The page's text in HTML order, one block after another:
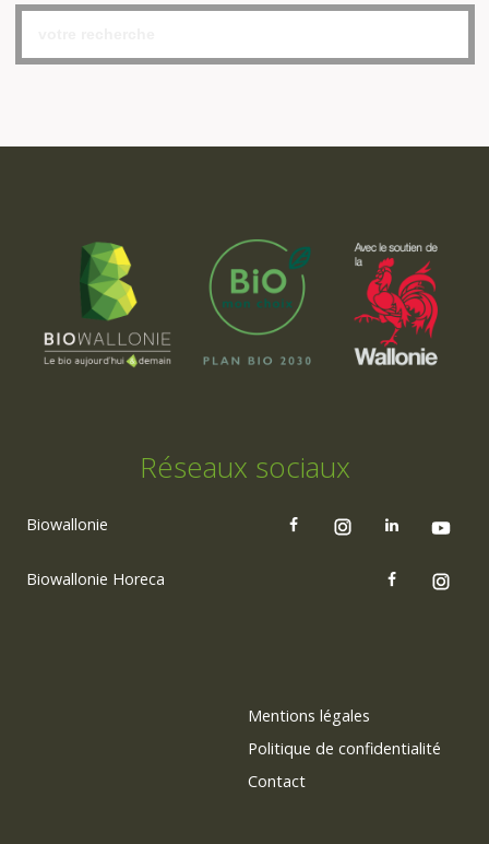
Réseaux sociaux
Biowallonie
Biowallonie Horeca
Mentions légales
Politique de confidentialité
Contact